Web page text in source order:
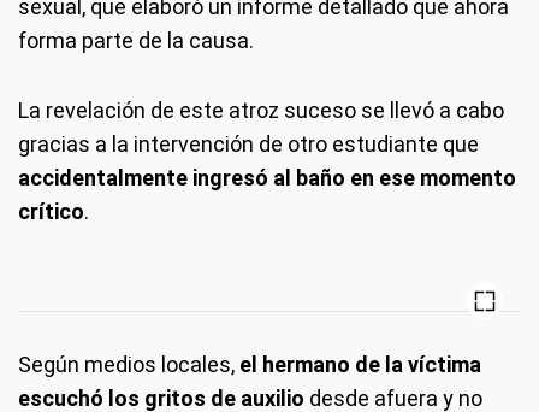
sexual, que elaboró un informe detallado que ahora
forma parte de la causa.
La revelación de este atroz suceso se llevó a cabo
gracias a la intervención de otro estudiante que
accidentalmente ingresó al baño en ese momento
crítico.
Según medios locales, el hermano de la víctima
escuchó los gritos de auxilio desde afuera y no